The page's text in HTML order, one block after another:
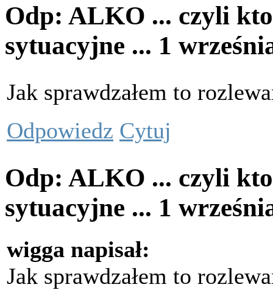
Odp: ALKO ... czyli
sytuacyjne ... 1
Jak sprawdzałem to
Odpowiedz Cytuj
Odp: ALKO ... czyli
sytuacyjne ... 1
wigga napisał:
Jak sprawdzałem to